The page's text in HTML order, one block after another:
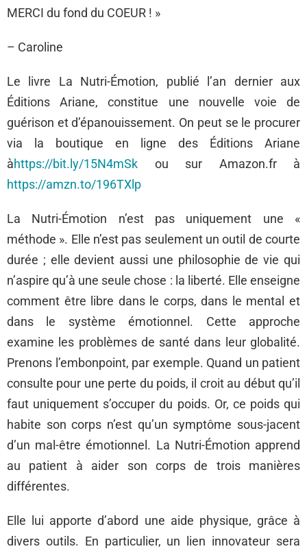
MERCI du fond du COEUR ! »
– Caroline
Le livre La Nutri-Émotion, publié l’an dernier aux
Éditions Ariane, constitue une nouvelle voie de
guérison et d’épanouissement. On peut se le procurer
via la boutique en ligne des Éditions Ariane
àhttps://bit.ly/15N4mSk ou sur Amazon.fr à
https://amzn.to/196TXlp
La Nutri-Émotion n’est pas uniquement une «
méthode ». Elle n’est pas seulement un outil de courte
durée ; elle devient aussi une philosophie de vie qui
n’aspire qu’à une seule chose : la liberté. Elle enseigne
comment être libre dans le corps, dans le mental et
dans le système émotionnel. Cette approche
examine les problèmes de santé dans leur globalité.
Prenons l’embonpoint, par exemple. Quand un patient
consulte pour une perte du poids, il croit au début qu’il
faut uniquement s’occuper du poids. Or, ce poids qui
habite son corps n’est qu’un symptôme sous-jacent
d’un mal-être émotionnel. La Nutri-Émotion apprend
au patient à aider son corps de trois manières
différentes.
Elle lui apporte d’abord une aide physique, grâce à
divers outils. En particulier, un lien innovateur sera